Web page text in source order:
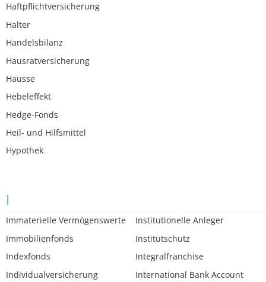
Haftpflichtversicherung
Halter
Handelsbilanz
Hausratversicherung
Hausse
Hebeleffekt
Hedge-Fonds
Heil- und Hilfsmittel
Hypothek
I
Immaterielle Vermögenswerte
Immobilienfonds
Indexfonds
Individualversicherung
Institutionelle Anleger
Institutschutz
Integralfranchise
International Bank Account